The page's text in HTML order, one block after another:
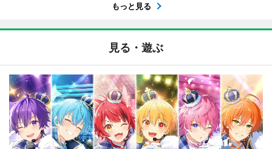
もっと見る
見る・遊ぶ